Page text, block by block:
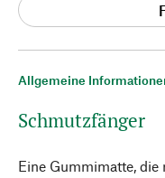
Allgemeine
Schmutzfänger
Eine Gummimatte,